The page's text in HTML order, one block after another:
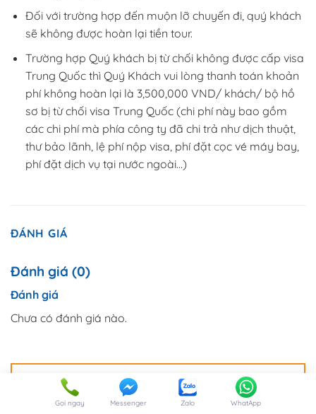
Đối với trường hợp đến muộn lỡ chuyến đi, quý khách
sẽ không được hoàn lại tiền tour.
Trường hợp Quý khách bị từ chối không được cấp visa
Trung Quốc thì Quý Khách vui lòng thanh toán khoản
phí không hoàn lại là 3,500,000 VND/ khách/ bộ hồ
sơ bị từ chối visa Trung Quốc (chi phí này bao gồm
các chi phí mà phía công ty đã chi trả như dịch thuật,
thư bảo lãnh, lệ phí nộp visa, phí đặt cọc vé máy bay,
phí đặt dịch vụ tại nước ngoài…)
ĐÁNH GIÁ
Đánh giá (0)
Đánh giá
Chưa có đánh giá nào.
Hãy là người đầu tiên nhận xét “TOUR BẮC
KINH – THƯỢNG HẢI – VÔ TÍCH – HÀNG CHÂU”
Gọi ngay Messenger Zalo WhatApp